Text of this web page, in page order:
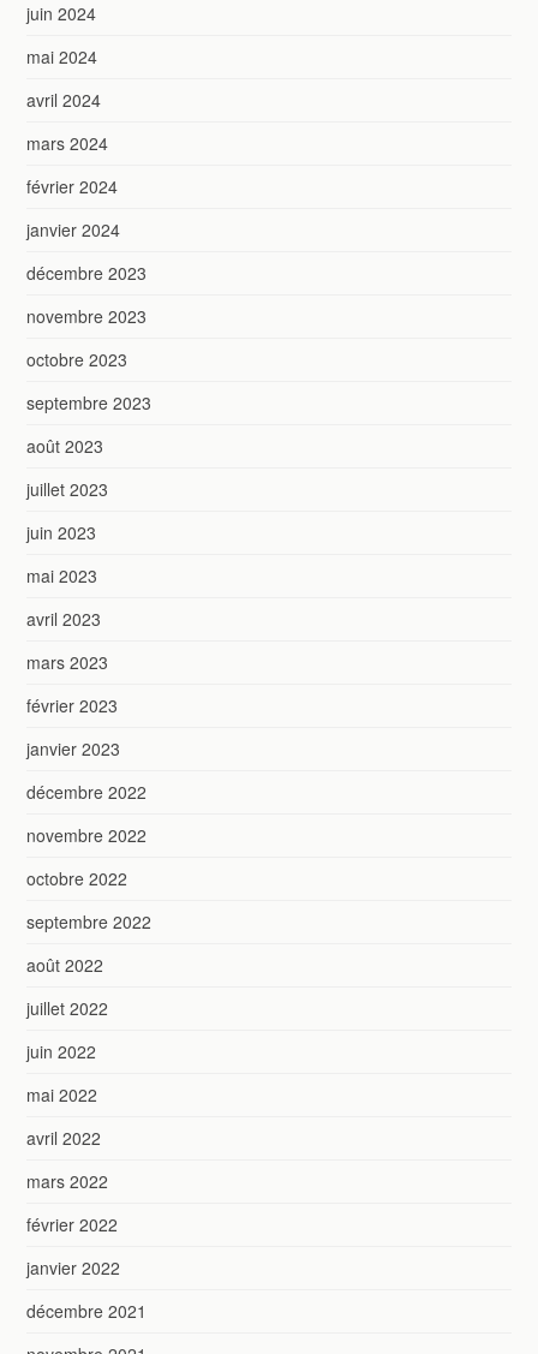
juin 2024
mai 2024
avril 2024
mars 2024
février 2024
janvier 2024
décembre 2023
novembre 2023
octobre 2023
septembre 2023
août 2023
juillet 2023
juin 2023
mai 2023
avril 2023
mars 2023
février 2023
janvier 2023
décembre 2022
novembre 2022
octobre 2022
septembre 2022
août 2022
juillet 2022
juin 2022
mai 2022
avril 2022
mars 2022
février 2022
janvier 2022
décembre 2021